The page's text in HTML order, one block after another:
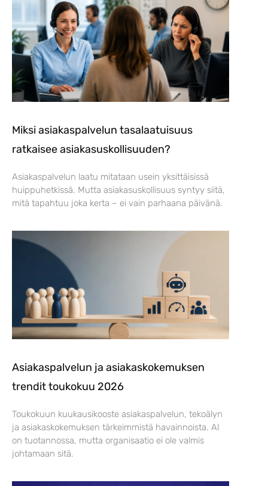
Miksi asiakaspalvelun tasalaatuisuus
ratkaisee asiakasuskollisuuden?
Asiakaspalvelun laatu mitataan usein yksittäisissä
huippuhetkissä. Mutta asiakasuskollisuus syntyy siitä,
mitä tapahtuu joka kerta – ei vain parhaana päivänä.
Asiakaspalvelun ja asiakaskokemuksen
trendit toukokuu 2026
Toukokuun kuukausikooste asiakaspalvelun, tekoälyn
ja asiakaskokemuksen tärkeimmistä havainnoista. AI
on tuotannossa, mutta organisaatio ei ole valmis
johtamaan sitä.